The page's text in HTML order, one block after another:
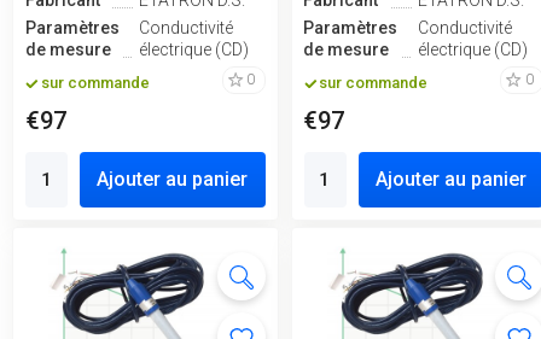
Paramètres
de mesure
Conductivité
électrique (CD)
sur commande 0
€97
Ajouter au panier
Paramètres
de mesure
Conductivité
électrique (CD)
sur commande 0
€97
Ajouter au panier